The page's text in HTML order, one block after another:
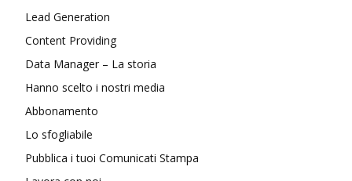
Lead Generation
Content Providing
Data Manager – La storia
Hanno scelto i nostri media
Abbonamento
Lo sfogliabile
Pubblica i tuoi Comunicati Stampa